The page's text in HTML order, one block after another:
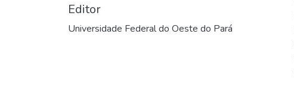
Editor
Universidade Federal do Oeste do Pará